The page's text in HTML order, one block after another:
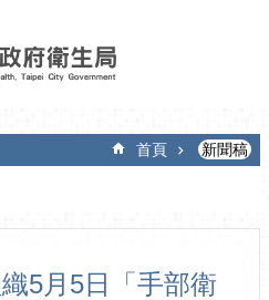
首頁 新聞稿
5月5日「手部衛